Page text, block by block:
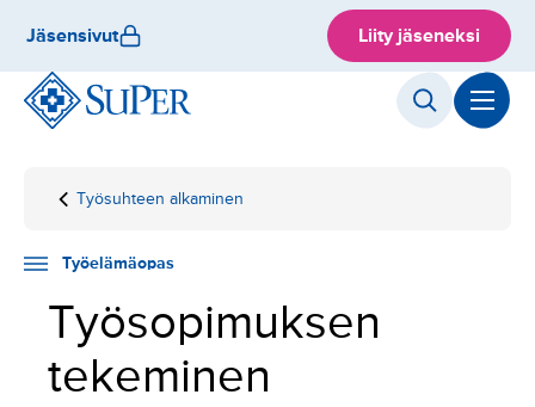
sisältöön
Jäsensivut Liity jäseneksi
Etusivu
Työelämäopas
Työsuhdeasiat
Työsuhteen alkaminen
Työsopimuksen
Työelämäopas
Työsopimuksen
tekeminen